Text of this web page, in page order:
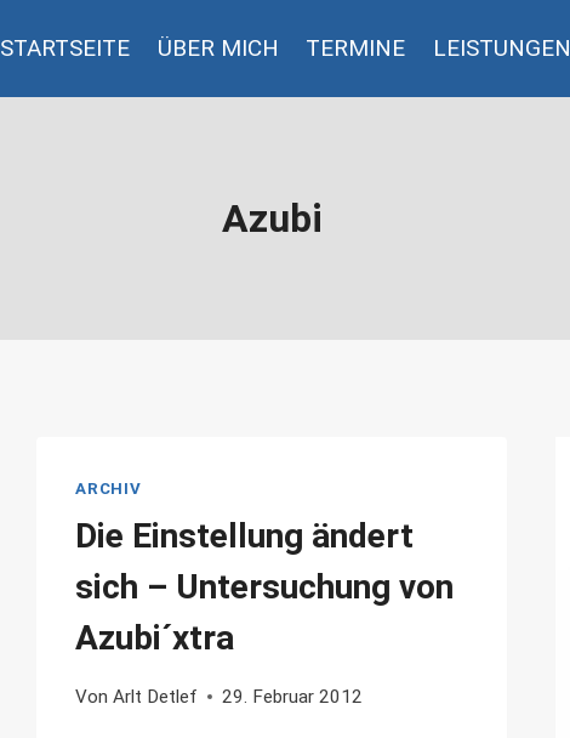
STARTSEITE ÜBER MICH TERMINE LEISTUNGEN
Azubi
ARCHIV
Die Einstellung ändert
sich – Untersuchung von
Azubi´xtra
Von Arlt Detlef 29. Februar 2012